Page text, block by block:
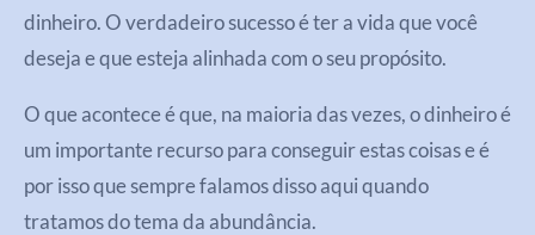
dinheiro. O verdadeiro sucesso é ter a vida que você
deseja e que esteja alinhada com o seu propósito.
O que acontece é que, na maioria das vezes, o dinheiro é
um importante recurso para conseguir estas coisas e é
por isso que sempre falamos disso aqui quando
tratamos do tema da abundância.